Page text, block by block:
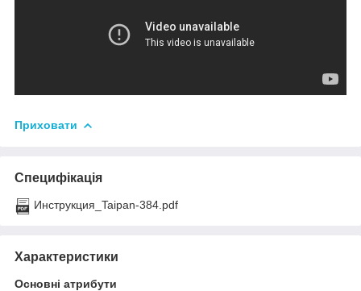
Приховати
Специфікація
Инструкция_Taipan-384.pdf
Характеристики
Основні атрибути